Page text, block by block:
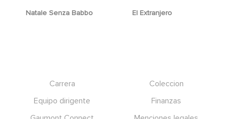
Natale Senza Babbo El Extranjero
Carrera
Coleccion
Equipo dirigente
Finanzas